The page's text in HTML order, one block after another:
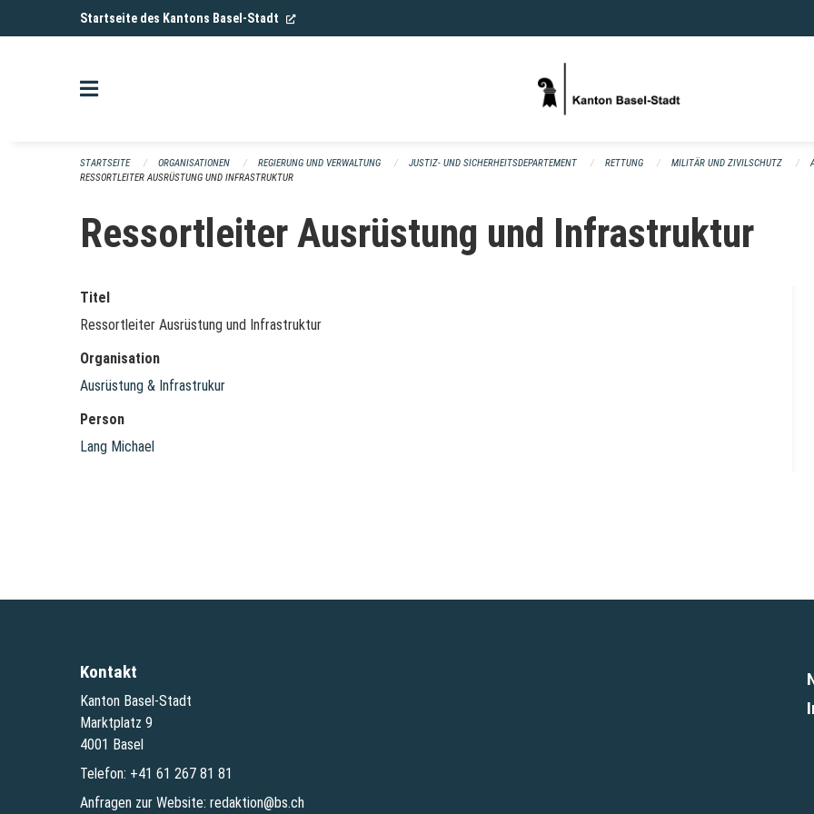
Navigation überspringenStartseite des Kantons Basel-Stadt (External Link)
STARTSEITE ORGANISATIONEN REGIERUNG UND VERWALTUNG JUSTIZ- UND SICHERHEITSDEPARTEMENT RETTUNG MILITÄR UND ZIVILSCHUTZ
RESSORTLEITER AUSRÜSTUNG UND INFRASTRUKTUR
Ressortleiter Ausrüstung und Infrastruktur
Titel
Ressortleiter Ausrüstung und Infrastruktur
Organisation
Ausrüstung & Infrastrukur
Person
Lang Michael
Kontakt
Kanton Basel-Stadt
Marktplatz 9
4001 Basel
Telefon: +41 61 267 81 81
Anfragen zur Website: redaktion@bs.ch